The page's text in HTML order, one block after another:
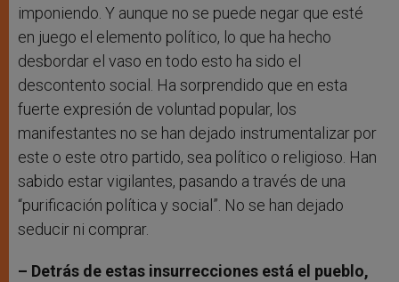
imponiendo. Y aunque no se puede negar que esté
en juego el elemento político, lo que ha hecho
desbordar el vaso en todo esto ha sido el
descontento social. Ha sorprendido que en esta
fuerte expresión de voluntad popular, los
manifestantes no se han dejado instrumentalizar por
este o este otro partido, sea político o religioso. Han
sabido estar vigilantes, pasando a través de una
“purificación política y social”. No se han dejado
seducir ni comprar.
– Detrás de estas insurrecciones está el pueblo,